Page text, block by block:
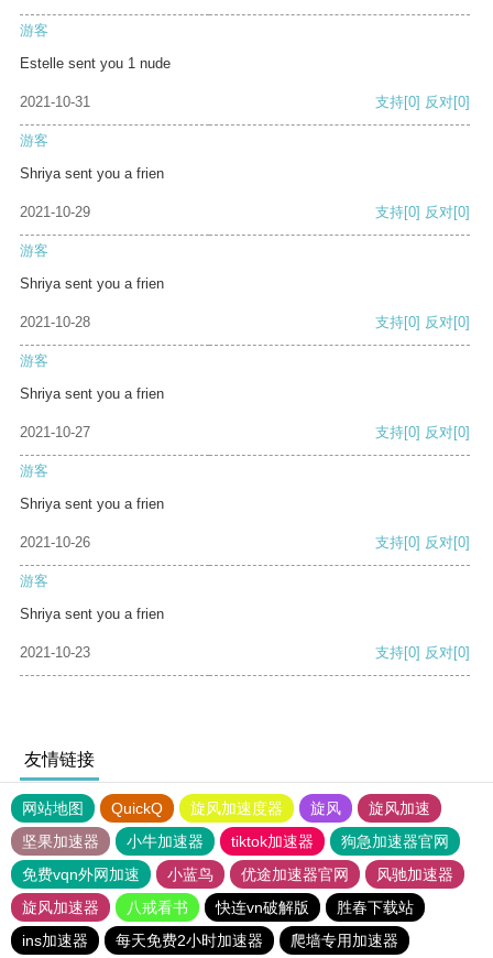
游客
Estelle sent you 1 nude
2021-10-31 支持[0] 反对[0]
游客
Shriya sent you a frien
2021-10-29 支持[0] 反对[0]
游客
Shriya sent you a frien
2021-10-28 支持[0] 反对[0]
游客
Shriya sent you a frien
2021-10-27 支持[0] 反对[0]
游客
Shriya sent you a frien
2021-10-26 支持[0] 反对[0]
游客
Shriya sent you a frien
2021-10-23 支持[0] 反对[0]
友情链接
网站地图 QuickQ 旋风加速度器 旋风
旋风加速
坚果加速器
小牛加速器 tiktok加速器
狗急加速器官网
免费vqn外网加速
小蓝鸟 优途加速器官网
风驰加速器
旋风加速器
八戒看书 快连vn破解版
胜春下载站
ins加速器
每天免费2小时加速器 爬墙专用加速器